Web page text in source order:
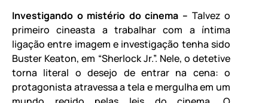
Investigando o mistério do cinema – Talvez o
primeiro cineasta a trabalhar com a íntima
ligação entre imagem e investigação tenha sido
Buster Keaton, em “Sherlock Jr.”. Nele, o detetive
torna literal o desejo de entrar na cena: o
protagonista atravessa a tela e mergulha em um